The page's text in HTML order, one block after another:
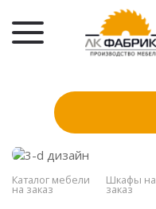
Каталог мебели
на заказ
Шкафы на
заказ